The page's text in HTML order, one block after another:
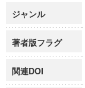
ジャンル
著者版フラグ
関連DOI